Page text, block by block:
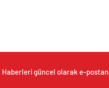
Haberleri güncel olarak e-